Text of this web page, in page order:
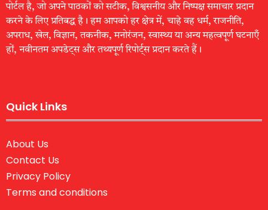
पोर्टल है, जो अपने पाठकों को सटीक, विश्वसनीय और निष्पक्ष समाचार प्रदान
करने के लिए प्रतिबद्ध है। हम आपको हर क्षेत्र में, चाहे वह धर्म, राजनीति,
अपराध, खेल, विज्ञान, तकनीक, मनोरंजन, स्वास्थ्य या अन्य महत्वपूर्ण घटनाएँ
हों, नवीनतम अपडेट्स और तथ्यपूर्ण रिपोर्ट्स प्रदान करते हैं।
Quick Links
About Us
Contact Us
Privacy Policy
Terms and conditions